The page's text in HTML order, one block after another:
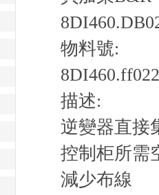
物料號:
描述:
逆變器直接
控制柜所需
減少布線